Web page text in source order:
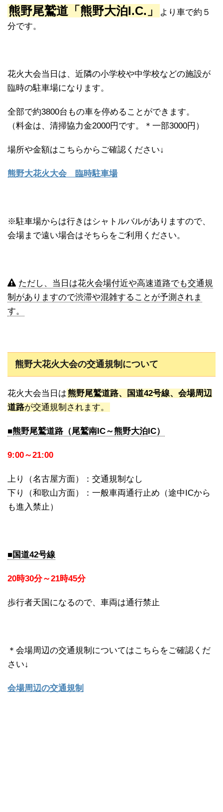
熊野尾鷲道「熊野大泊I.C.」
より車で約５
分です。
花火大会当日は、近隣の小学校や中学校などの施設が
臨時の駐車場になります。
全部で約3800台もの車を停めることができます。
（料金は、清掃協力金2000円です。＊一部3000円）
場所や金額はこちらからご確認ください↓
熊野大花火大会 臨時駐車場
※駐車場からは行きはシャトルバルがありますので、
会場まで遠い場合はそちらをご利用ください。
ただし、当日は花火会場付近や高速道路でも交通規
制がありますので渋滞や混雑することが予測されま
す。
熊野大花火大会の交通規制について
花火大会当日は熊野尾鷲道路、国道42号線、会場周辺
道路が交通規制されます。
■熊野尾鷲道路（尾鷲南IC～熊野大泊IC）
9:00～21:00
上り（名古屋方面）：交通規制なし
下り（和歌山方面）：一般車両通行止め（途中ICから
も進入禁止）
■国道42号線
20時30分～21時45分
歩行者天国になるので、車両は通行禁止
＊会場周辺の交通規制についてはこちらをご確認くだ
さい↓
会場周辺の交通規制